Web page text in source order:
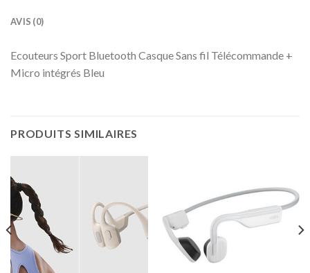
AVIS (0)
Ecouteurs Sport Bluetooth Casque Sans fil Télécommande +
Micro intégrés Bleu
PRODUITS SIMILAIRES